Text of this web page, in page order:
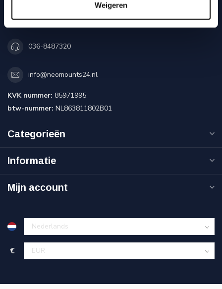
Weigeren
the Netherlands
036-8487320
info@neomounts24.nl
KVK nummer: 85971995
btw-nummer: NL863811802B01
Categorieën
Informatie
Mijn account
€